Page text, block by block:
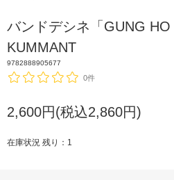
バンドデシネ「GUNG
KUMMANT
9782888905677
0件
2,600円(税込2,860円)
在庫状況 残り：1